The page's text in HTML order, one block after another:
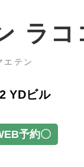
ラコ
エテン
YDビル
予約〇